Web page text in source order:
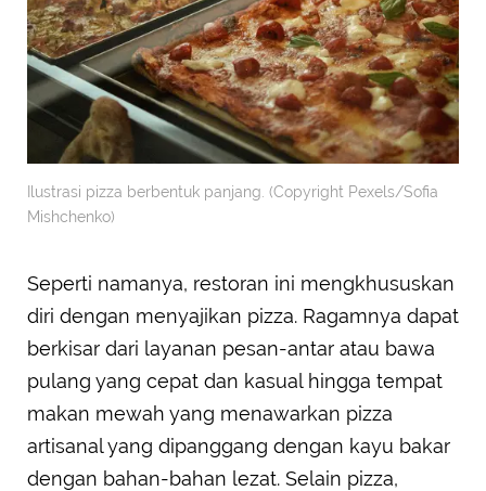
Ilustrasi pizza berbentuk panjang. (Copyright Pexels/Sofia
Mishchenko)
Seperti namanya, restoran ini mengkhususkan
diri dengan menyajikan pizza. Ragamnya dapat
berkisar dari layanan pesan-antar atau bawa
pulang yang cepat dan kasual hingga tempat
makan mewah yang menawarkan pizza
artisanal yang dipanggang dengan kayu bakar
dengan bahan-bahan lezat. Selain pizza,